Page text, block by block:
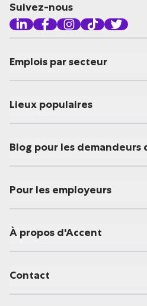
Suivez-nous
Emplois par secteur
Lieux populaires
Blog pour les demandeurs
Pour les employeurs
À propos d'Accent
Contact